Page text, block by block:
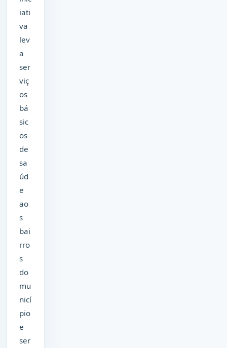
iati
va
lev
a
ser
viç
os
bá
sic
os
de
sa
úd
e
ao
s
bai
rro
s
do
mu
nicí
pio
e
ser